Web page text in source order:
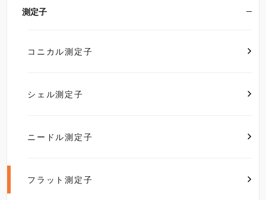
測定子
コニカル測定子
シェル測定子
ニードル測定子
フラット測定子